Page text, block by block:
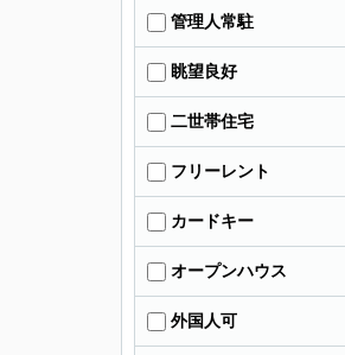
管理人常駐
眺望良好
二世帯住宅
フリーレント
カードキー
オープンハウス
外国人可